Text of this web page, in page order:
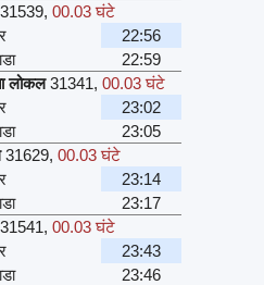
31539, 00.03 घंटे
22:56
22:59
लोकल 31341, 00.03 घंटे
23:02
23:05
31629, 00.03 घंटे
23:14
23:17
31541, 00.03 घंटे
23:43
23:46